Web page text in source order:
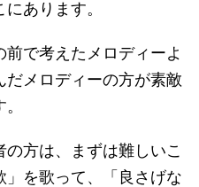
あります。
で考えたメロディーよ
だメロディーの方が素敵
方は、まずは難しいこ
」を歌って、「良さげな